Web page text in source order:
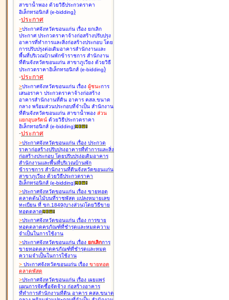
สาขาน้ำพอง ด้วยวิธีประกวดราคา
อิเล็กทรอนิกส์ (e-bidding)
-ประกาศ
>ประกาศจังหวัดขอนแก่น เรื่อง ยกเลิก
ประกาศ ประกวดราคาจ้างก่อสร้างปรับปรุง
อาคารที่ทำการและสิ่งก่อสร้างประกอบ โดย
การปรับปรุงต่อเติมอาคารสำนักงานและ
พื้นที่บริเวณบ้านพักข้าราชการ สำนักงาน
ที่ดินจังหวัดขอนแก่น สาขาภูเวียง ด้วยวิธี
ประกวดราคาอิเล็กทรอนิกส์ (e-bidding)
-ประกาศ
>ประกาศจังหวัดขอนแก่น เรื่อง ผู้ชนะการ
เสนอราคา ประกวดราคาจ้างก่อสร้าง
อาคารสำนักงานที่ดิน อาคาร คสล.ขนาด
กลาง พร้อมส่วนประกอบที่จำเป็น สำนักงาน
ที่ดินจังหวัดขอนแก่น สาขาน้ำพอง ส่วน
แยกอุบลรัตน์ ด้วยวิธีประกวดราคา
อิเล็กทรอนิกส์ (e-bidding)
-ประกาศ
>ประกาศจังหวัดขอนแก่น เรื่อง ประกวด
ราคาก่อสร้างปรับปรุงอาคารที่ทำการและสิ่ง
ก่อสร้างประกอบ โดยปรับปรุง่อเติมอาคาร
สำนักงานและพื้นที่บริเวณบ้านพัก
ข้าราชการ สำนักงานที่ดินจังหวัดขอนแก่น
สาขาภูเวียง ด้วยวิธีประกวดราคา
อิเล็กทรอนิกส์ (e-bidding)
>ประกาศจังหวัดขอนแก่น เรื่อง ขายทอด
ตลาดต้นไม้บนที่ราชพัสดุ แปลงหมายเลข
ทะเบียน ที่ ขก.1849(บางส่วน)โดยวิธีขาย
ทอดตลาด
>ประกาศจังหวัดขอนแก่น เรื่อง การขาย
ทอดตลาดครุภัณฑ์ที่ชำรุดและหมดความ
จำเป็นในการใช้งาน
>ประกาศจังหวัดขอนแก่น เรื่อง ยกเลิกการ
ขายทอดตลาดครุภัณฑ์ที่ชำรุดและหมด
ความจำเป็นในการใช้งาน
> ประกาศจังหวัดขอนแก่น เรื่อง ขายทอด
ตลาดพัสดุ
>ประกาศจังหวัดขอนแก่น เรื่อง เผยแพร่
แผนการจัดซื้อจัดจ้าง ก่อสร้างอาคาร
ที่ทำการสำนักงานที่ดิน อาคาร คสล.ขนาด